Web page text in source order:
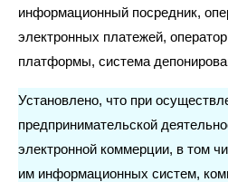
информационный посредник,
электронных платежей,
платформы, система
Установлено, что при
предпринимательской
электронной коммерции, в том
им информационных систем,